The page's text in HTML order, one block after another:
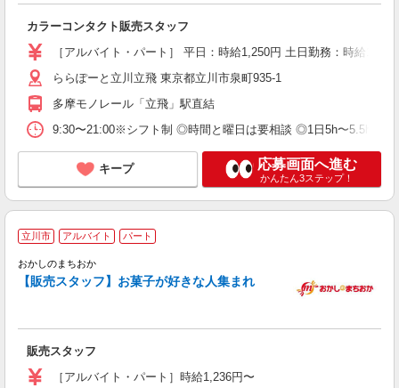
カラーコンタクト販売スタッフ
［アルバイト・パート］ 平日：時給1,250円 土日勤務：時給
ららぽーと立川立飛 東京都立川市泉町935-1
多摩モノレール「立飛」駅直結
9:30〜21:00※シフト制 ◎時間と曜日は要相談 ◎1日5h〜5.5h勤
キープ 応募画面へ進む
かんたん3ステップ！
立川市 アルバイト パート
おかしのまちおか
【販売スタッフ】お菓子が好きな人集まれ
販売スタッフ
［アルバイト・パート］時給1,236円〜